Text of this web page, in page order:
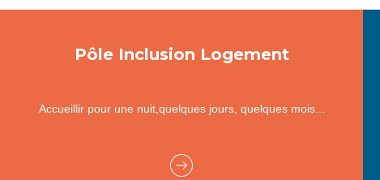
Pôle Inclusion Logement
Accueillir pour une nuit,quelques jours, quelques mois...